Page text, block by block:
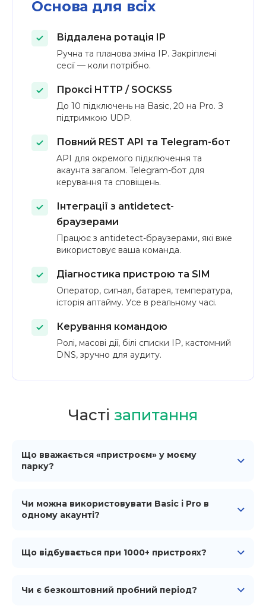
Основа для всіх
Віддалена ротація IP
Ручна та планова зміна IP. Закріплені
сесії — коли потрібно.
Проксі HTTP / SOCKS5
До 10 підключень на Basic, 20 на Pro. З
підтримкою UDP.
Повний REST API та Telegram-бот
API для окремого підключення та
акаунта загалом. Telegram-бот для
керування та сповіщень.
Інтеграції з antidetect-
браузерами
Працює з antidetect-браузерами, які вже
використовує ваша команда.
Діагностика пристрою та SIM
Оператор, сигнал, батарея, температура,
історія аптайму. Усе в реальному часі.
Керування командою
Ролі, масові дії, білі списки IP, кастомний
DNS, зручно для аудиту.
Часті запитання
Що вважається «пристроєм» у моєму
парку?
момент, слот залишається тим самим.
Чи можна використовувати Basic і Pro в
одному акаунті?
Pro, з однієї панелі.
Що відбувається при 1000+ пристроях?
підтримка при онбордингу та прямий вплив на
Чи є безкоштовний пробний період?